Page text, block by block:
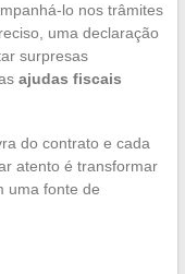
lo nos trâmites
uma declaração
surpresas
ajudas fiscais
do contrato e cada
atento é transformar
uma fonte de